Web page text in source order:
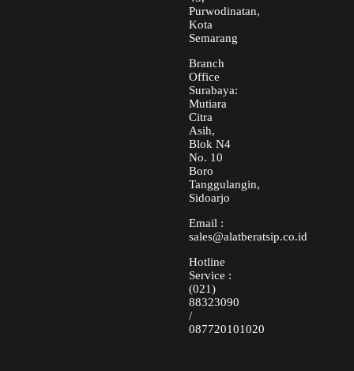
Purwodinatan,
Kota
Semarang
Branch
Office
Surabaya:
Mutiara
Citra
Asih,
Blok N4
No. 10
Boro
Tanggulangin,
Sidoarjo
Email :
sales@alatberatsip.co.id
Hotline
Service :
(021)
88323090
/
087720101020